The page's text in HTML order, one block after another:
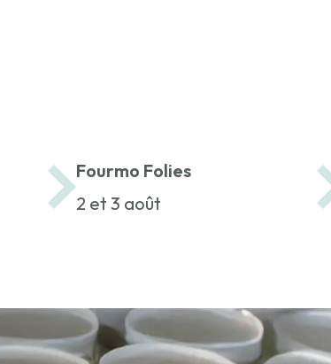
Fourmo Folies
2 et 3 août